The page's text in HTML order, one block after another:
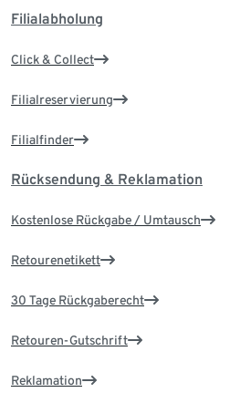
Filialabholung
Click & Collect
Filialreservierung
Filialfinder
Rücksendung & Reklamation
Kostenlose Rückgabe / Umtausch
Retourenetikett
30 Tage Rückgaberecht
Retouren-Gutschrift
Reklamation